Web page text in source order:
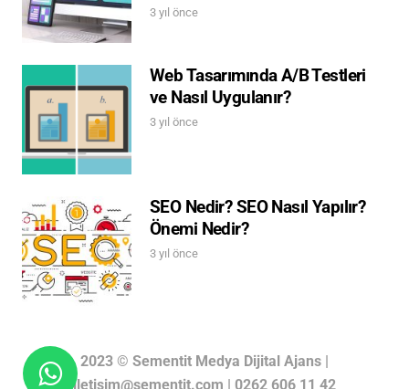
3 yıl önce
Web Tasarımında A/B Testleri
ve Nasıl Uygulanır?
3 yıl önce
SEO Nedir? SEO Nasıl Yapılır?
Önemi Nedir?
3 yıl önce
2023 © Sementit Medya Dijital Ajans |
iletisim@sementit.com | 0262 606 11 42